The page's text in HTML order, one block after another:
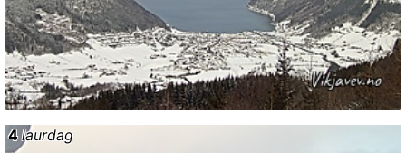
4laurdag